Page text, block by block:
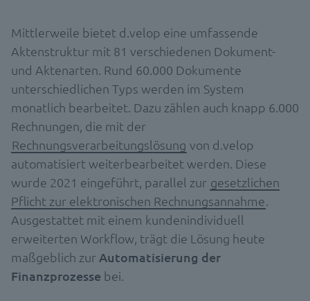
Mittlerweile bietet d.velop eine umfassende
Aktenstruktur mit 81 verschiedenen Dokument-
und Aktenarten. Rund 60.000 Dokumente
unterschiedlichen Typs werden im System
monatlich bearbeitet. Dazu zählen auch knapp 6.000
Rechnungen, die mit der
Rechnungsverarbeitungslösung von d.velop
automatisiert weiterbearbeitet werden. Diese
wurde 2021 eingeführt, parallel zur gesetzlichen
Pflicht zur elektronischen Rechnungsannahme.
Ausgestattet mit einem kundenindividuell
erweiterten Workflow, trägt die Lösung heute
maßgeblich zur Automatisierung der
Finanzprozesse bei.